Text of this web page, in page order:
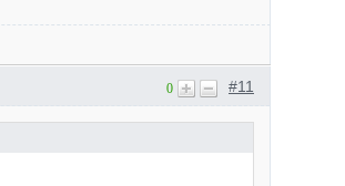
#11
0